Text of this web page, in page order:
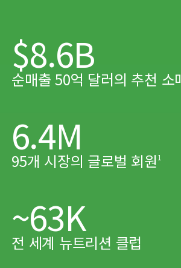
$8.6B
순매출 50억 달러의 추천 소
6.4M
95개 시장의 글로벌 회원1
~63K
​전 세계 뉴트리션 클럽